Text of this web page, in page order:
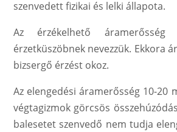
szenvedett fizikai és lelki állapota.
Az érzékelhető
érzetküszöbnek nevezzük. Ekkora
bizsergő érzést okoz.
Az elengedési áramerősség 10-20
végtagizmok görcsös
balesetet szenvedő nem tudja